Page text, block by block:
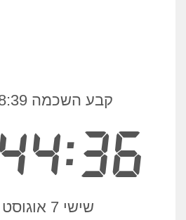
קבע השכמה 08:39 בבוקר
שישי 7 אוגוסט 2026